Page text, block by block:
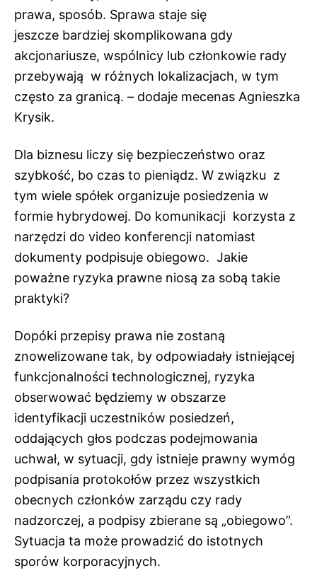
prawa, sposób. Sprawa staje się
jeszcze bardziej skomplikowana gdy
akcjonariusze, wspólnicy lub członkowie rady
przebywają w różnych lokalizacjach, w tym
często za granicą. – dodaje mecenas Agnieszka
Krysik.
Dla biznesu liczy się bezpieczeństwo oraz
szybkość, bo czas to pieniądz. W związku z
tym wiele spółek organizuje posiedzenia w
formie hybrydowej. Do komunikacji korzysta z
narzędzi do video konferencji natomiast
dokumenty podpisuje obiegowo. Jakie
poważne ryzyka prawne niosą za sobą takie
praktyki?
Dopóki przepisy prawa nie zostaną
znowelizowane tak, by odpowiadały istniejącej
funkcjonalności technologicznej, ryzyka
obserwować będziemy w obszarze
identyfikacji uczestników posiedzeń,
oddających głos podczas podejmowania
uchwał, w sytuacji, gdy istnieje prawny wymóg
podpisania protokołów przez wszystkich
obecnych członków zarządu czy rady
nadzorczej, a podpisy zbierane są „obiegowo”.
Sytuacja ta może prowadzić do istotnych
sporów korporacyjnych.